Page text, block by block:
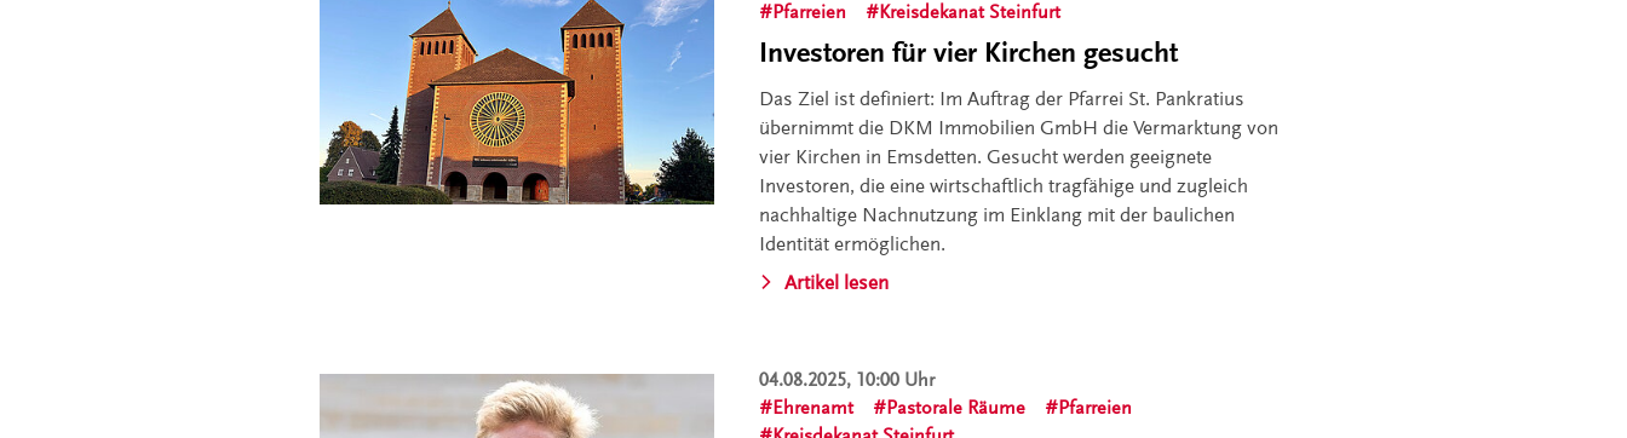
Pfarreien
Kreisdekanat Steinfurt
Investoren für vier Kirchen gesucht
Das Ziel ist definiert: Im Auftrag der Pfarrei St. Pankratius
übernimmt die DKM Immobilien GmbH die Vermarktung von
vier Kirchen in Emsdetten. Gesucht werden geeignete
Investoren, die eine wirtschaftlich tragfähige und zugleich
nachhaltige Nachnutzung im Einklang mit der baulichen
Identität ermöglichen.
Artikel lesen
04.08.2025, 10:00 Uhr
Ehrenamt
Pastorale Räume
Pfarreien